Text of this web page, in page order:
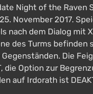
Night of the Raven
November 2017.
nach dem Dialog mit
des Turms befinden
Die
die Option zur
auf Irdorath ist